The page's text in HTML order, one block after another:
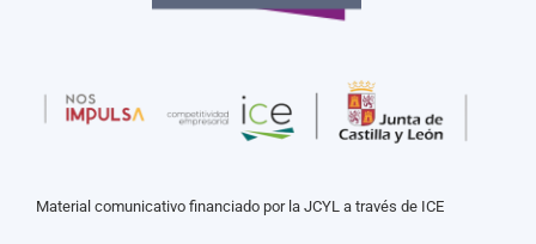
Material comunicativo financiado por la JCYL a través de ICE